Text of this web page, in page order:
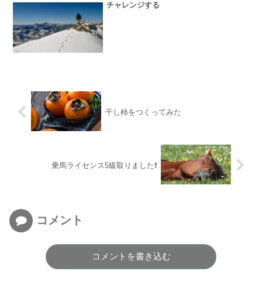
チャレンジする
干し柿をつくってみた
乗馬ライセンス5級取りました❗️
コメント
コメントを書き込む